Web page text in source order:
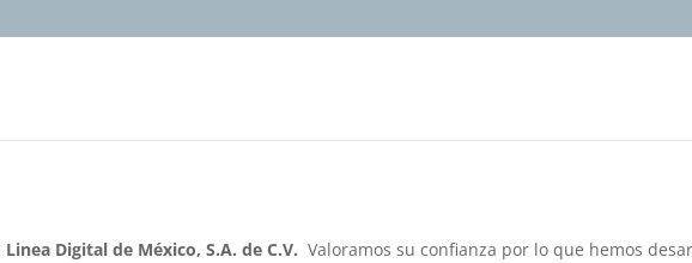
Linea Digital de México, S.A. de C.V. Valoramos su confianza por lo que hemos